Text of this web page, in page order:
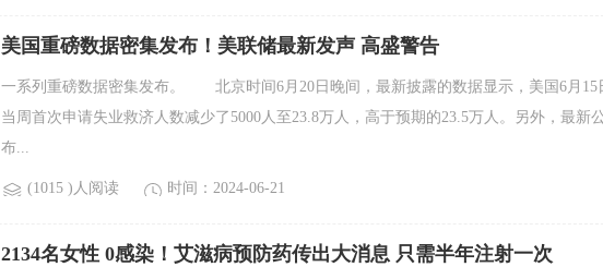
美国重磅数据密集发布！美联储最新发声 高盛警告
一系列重磅数据密集发布。 北京时间6月20日晚间，最新披露的数据显示，美国6月15
当周首次申请失业救济人数减少了5000人至23.8万人，高于预期的23.5万人。另外，最新
布...
(1015 )人阅读 时间：2024-06-21
2134名女性 0感染！艾滋病预防药传出大消息 只需半年注射一次